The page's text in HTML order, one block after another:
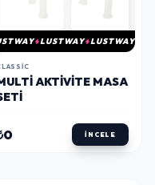
LUSTWAY LUSTWAY
AKTIVITE MASA
İNCELE